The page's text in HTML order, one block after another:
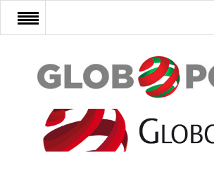
FŐOLDAL
AFRIKA